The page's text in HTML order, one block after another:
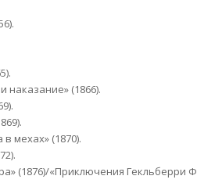
наказание» (1866).
мехах» (1870).
(1876)/«Приключения Гекльберри